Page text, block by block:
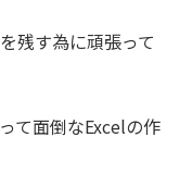
残す為に頑張って
て面倒なExcelの作